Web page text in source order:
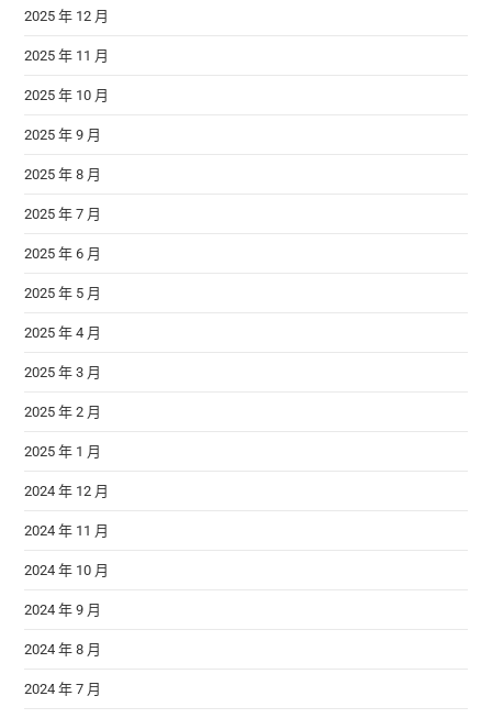
2025 年 12 月
2025 年 11 月
2025 年 10 月
2025 年 9 月
2025 年 8 月
2025 年 7 月
2025 年 6 月
2025 年 5 月
2025 年 4 月
2025 年 3 月
2025 年 2 月
2025 年 1 月
2024 年 12 月
2024 年 11 月
2024 年 10 月
2024 年 9 月
2024 年 8 月
2024 年 7 月